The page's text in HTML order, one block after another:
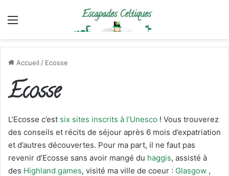
Menu
Accueil / Ecosse
Ecosse
L’Ecosse c’est six sites inscrits à l’Unesco ! Vous trouverez
des conseils et récits de séjour après 6 mois d’expatriation
et d’autres découvertes. Pour ma part, il ne faut pas
revenir d’Ecosse sans avoir mangé du haggis, assisté à
des Highland games, visité ma ville de coeur : Glasgow ,